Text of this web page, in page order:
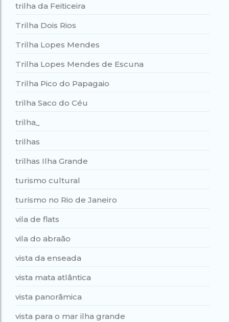
trilha da Feiticeira
Trilha Dois Rios
Trilha Lopes Mendes
Trilha Lopes Mendes de Escuna
Trilha Pico do Papagaio
trilha Saco do Céu
trilha_
trilhas
trilhas Ilha Grande
turismo cultural
turismo no Rio de Janeiro
vila de flats
vila do abraão
vista da enseada
vista mata atlântica
vista panorâmica
vista para o mar ilha grande